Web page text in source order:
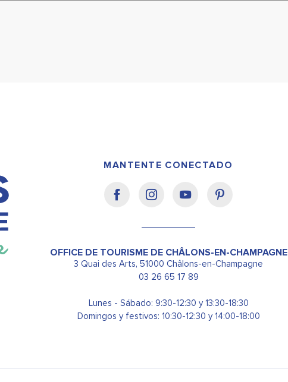
MANTENTE CONECTADO
OFFICE DE TOURISME DE CHÂLONS-EN-CHAMPAGNE
3 Quai des Arts, 51000 Châlons-en-Champagne
03 26 65 17 89
Lunes - Sábado: 9:30-12:30 y 13:30-18:30
Domingos y festivos: 10:30-12:30 y 14:00-18:00